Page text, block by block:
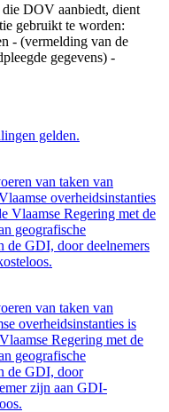
DOV aanbiedt, dient
gebruikt te worden:
- (vermelding van de
gegevens) -
gelden.
van taken van
overheidsinstanties
Vlaamse Regering met de
geografische
de GDI, door deelnemers
van taken van
overheidsinstanties is
Regering met de
geografische
de GDI, door
zijn aan GDI-